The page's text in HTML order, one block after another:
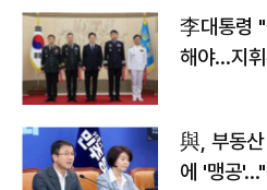
李대통령
해야…지
與, 부동
에 '맹공